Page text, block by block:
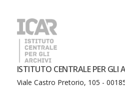
ISTITUTO CENTRALE PER GLI
Viale Castro Pretorio, 105 -